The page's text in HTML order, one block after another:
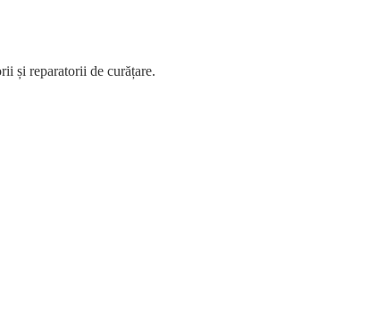
și reparatorii de curățare.